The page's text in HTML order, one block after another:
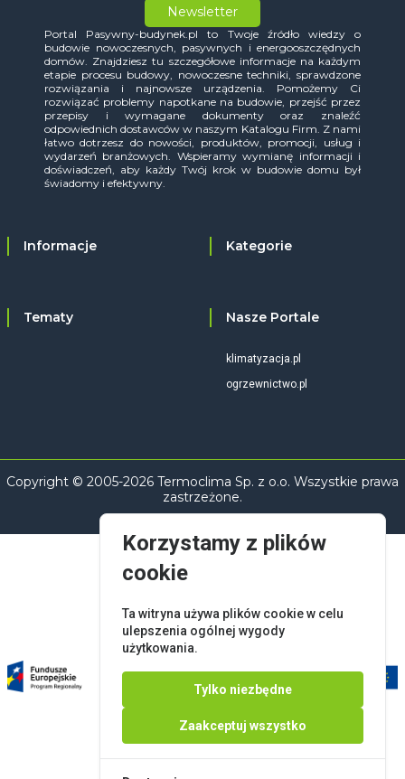
Newsletter
Portal Pasywny-budynek.pl to Twoje źródło wiedzy o
budowie nowoczesnych, pasywnych i energooszczędnych
domów. Znajdziesz tu szczegółowe informacje na każdym
etapie procesu budowy, nowoczesne techniki, sprawdzone
rozwiązania i najnowsze urządzenia. Pomożemy Ci
rozwiązać problemy napotkane na budowie, przejść przez
przepisy i wymagane dokumenty oraz znaleźć
odpowiednich dostawców w naszym Katalogu Firm. Z nami
łatwo dotrzesz do nowości, produktów, promocji, usług i
wydarzeń branżowych. Wspieramy wymianę informacji i
doświadczeń, aby każdy Twój krok w budowie domu był
świadomy i efektywny.
Informacje Kategorie
Tematy Nasze Portale
klimatyzacja.pl
ogrzewnictwo.pl
Copyright © 2005-2026 Termoclima Sp. z o.o. Wszystkie prawa
zastrzeżone.
Korzystamy z plików
cookie
Ta witryna używa plików cookie w celu
ulepszenia ogólnej wygody
użytkowania.
Tylko niezbędne
Zaakceptuj wszystko